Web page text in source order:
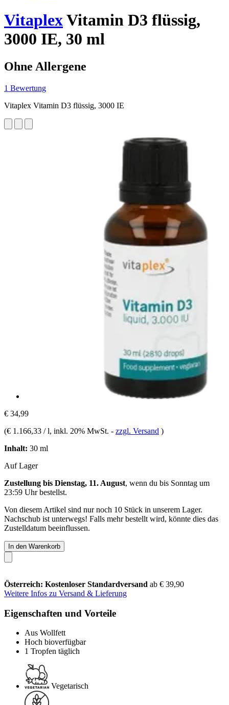
VitaplexVitamin D3 flüssig,
3000 IE, 30 ml
Ohne Allergene
1 Bewertung
Vitaplex Vitamin D3 flüssig, 3000 IE
€ 34,99
(€ 1.166,33 / l, inkl. 20% MwSt. - zzgl. Versand )
Inhalt: 30 ml
Auf Lager
Zustellung bis Dienstag, 11. August, wenn du bis Sonntag um
23:59 Uhrbestellst.
Von diesem Artikel sind nur noch 10 Stück in unserem Lager.
Nachschub ist unterwegs! Falls mehr bestellt wird, könnte dies das
Zustelldatum beeinflussen.
In den Warenkorb
Österreich: Kostenloser Standardversand ab € 39,90
Weitere Infos zu Versand & Lieferung
Eigenschaften und Vorteile
Aus Wollfett
Hoch bioverfügbar
1 Tropfen täglich
Vegetarisch